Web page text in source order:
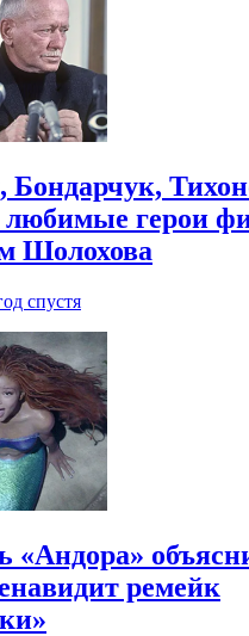
герои
Шолохова
спустя
«Андора»
ремейк